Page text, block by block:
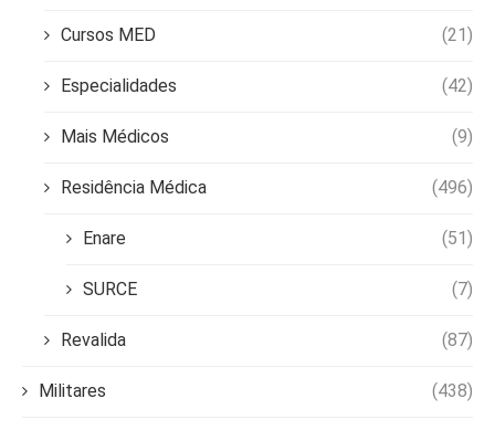
Cursos MED (21)
Especialidades (42)
Mais Médicos (9)
Residência Médica (496)
Enare (51)
SURCE (7)
Revalida (87)
Militares (438)